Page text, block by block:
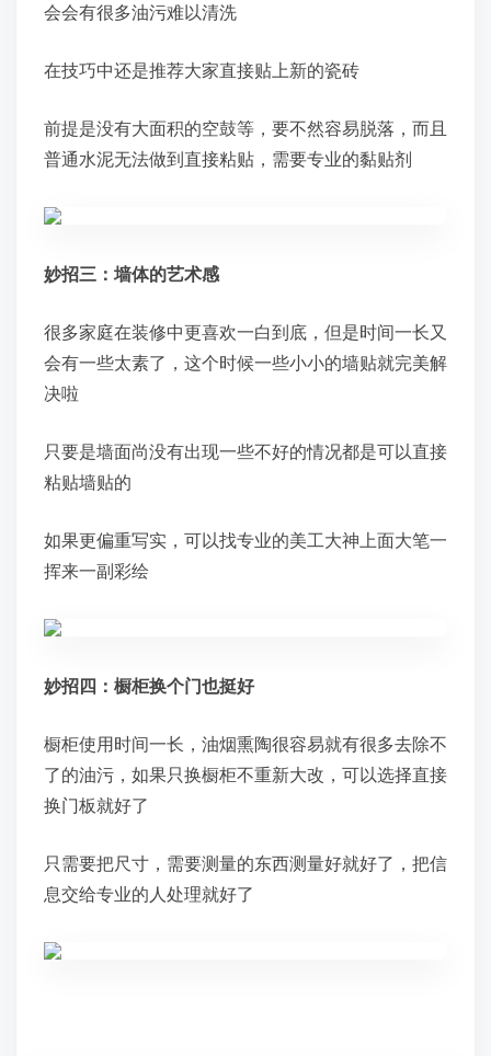
会会有很多油污难以清洗
在技巧中还是推荐大家直接贴上新的瓷砖
前提是没有大面积的空鼓等，要不然容易脱落，而且
普通水泥无法做到直接粘贴，需要专业的黏贴剂
妙招三：墙体的艺术感
很多家庭在装修中更喜欢一白到底，但是时间一长又
会有一些太素了，这个时候一些小小的墙贴就完美解
决啦
只要是墙面尚没有出现一些不好的情况都是可以直接
粘贴墙贴的
如果更偏重写实，可以找专业的美工大神上面大笔一
挥来一副彩绘
妙招四：橱柜换个门也挺好
橱柜使用时间一长，油烟熏陶很容易就有很多去除不
了的油污，如果只换橱柜不重新大改，可以选择直接
换门板就好了
只需要把尺寸，需要测量的东西测量好就好了，把信
息交给专业的人处理就好了